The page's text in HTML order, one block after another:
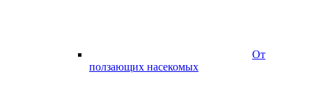
От
ползающих насекомых